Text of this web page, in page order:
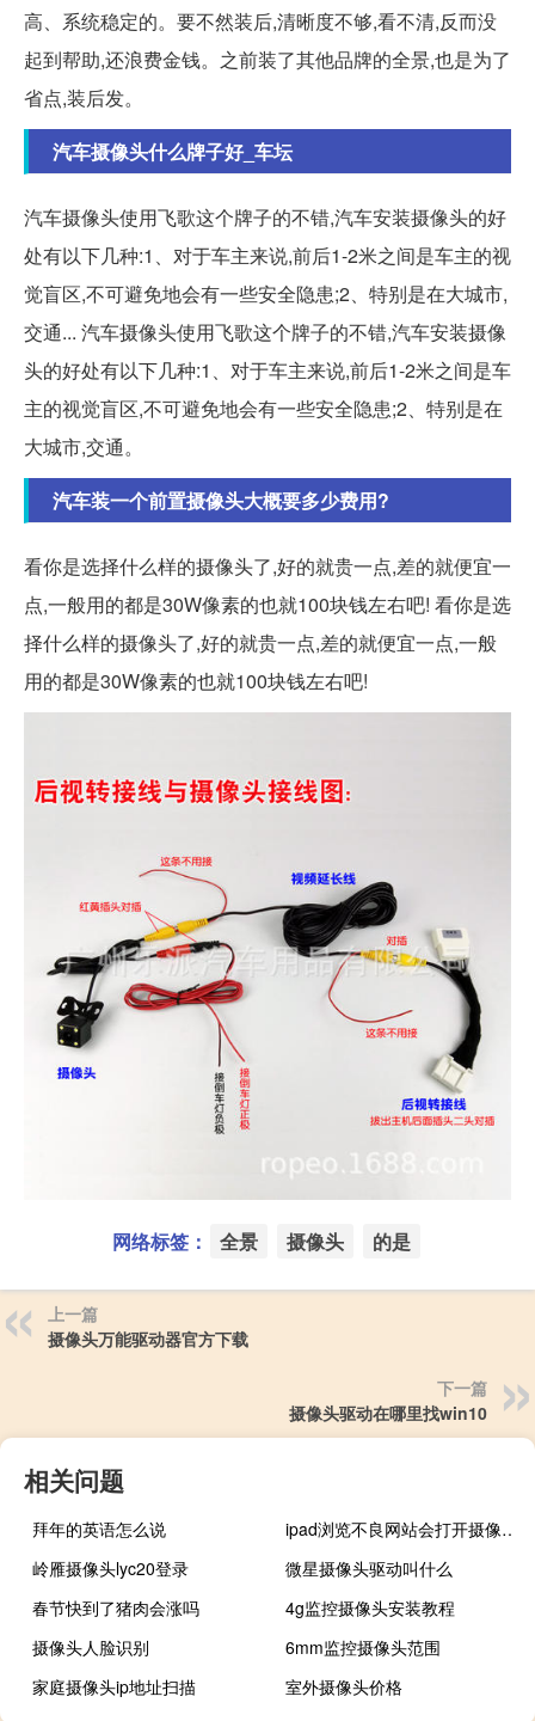
高、系统稳定的。要不然装后,清晰度不够,看不清,反而没
起到帮助,还浪费金钱。之前装了其他品牌的全景,也是为了
省点,装后发。
汽车摄像头什么牌子好_车坛
汽车摄像头使用飞歌这个牌子的不错,汽车安装摄像头的好
处有以下几种:1、对于车主来说,前后1-2米之间是车主的视
觉盲区,不可避免地会有一些安全隐患;2、特别是在大城市,
交通... 汽车摄像头使用飞歌这个牌子的不错,汽车安装摄像
头的好处有以下几种:1、对于车主来说,前后1-2米之间是车
主的视觉盲区,不可避免地会有一些安全隐患;2、特别是在
大城市,交通。
汽车装一个前置摄像头大概要多少费用?
看你是选择什么样的摄像头了,好的就贵一点,差的就便宜一
点,一般用的都是30W像素的也就100块钱左右吧! 看你是选
择什么样的摄像头了,好的就贵一点,差的就便宜一点,一般
用的都是30W像素的也就100块钱左右吧!
网络标签： 全景 摄像头 的是
上一篇
摄像头万能驱动器官方下载
下一篇
摄像头驱动在哪里找win10
相关问题
拜年的英语怎么说
ipad浏览不良网站会打开摄像头吗
岭雁摄像头lyc20登录
微星摄像头驱动叫什么
春节快到了猪肉会涨吗
4g监控摄像头安装教程
摄像头人脸识别
6mm监控摄像头范围
家庭摄像头ip地址扫描
室外摄像头价格